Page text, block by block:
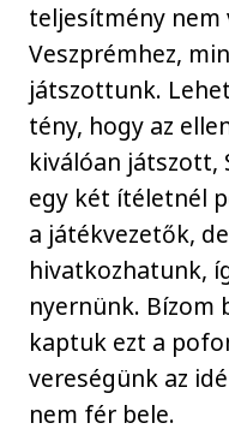
teljesítmény
Veszprémhez,
játszottunk.
tény, hogy az
kiválóan játszott,
egy két ítéletnél
a játékvezetők,
hivatkozhatunk,
nyernünk. Bízom
kaptuk ezt a
vereségünk az
nem fér bele.